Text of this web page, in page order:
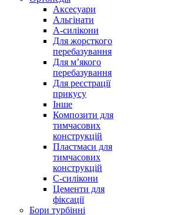
Аксесуари
Альгінати
А-силікони
Для жорсткого
перебазування
Для м’якого
перебазування
Для реєстрації
прикусу
Інше
Композити для
тимчасових
конструкцій
Пластмаси для
тимчасових
конструкцій
С-силікони
Цементи для
фіксації
Бори турбінні